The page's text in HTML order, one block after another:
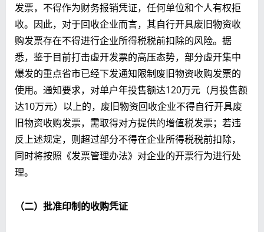
发票，不得作为财务报销凭证，任何单位和个人有权拒
收。因此，对于回收企业而言，其自行开具废旧物资收
购发票存在不得进行企业所得税税前扣除的风险。据
悉，鉴于目前打击虚开发票的高压态势，部分虚开集中
爆发的重点省市已经下发通知限制废旧物资收购发票的
使用。通知要求，对单户年投售额达120万元（月投售额
达10万元）以上的，废旧物资回收企业不得自行开具废
旧物资收购发票，需取得对方提供的增值税发票；若违
反上述规定，则超过部分不得在企业所得税税前扣除，
同时将按照《发票管理办法》对企业的开票行为进行处
理。
（二）批准印制的收购凭证